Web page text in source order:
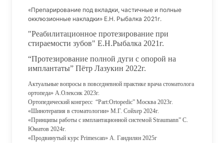
«Препарирование под вкладки, частичные и полные
окклюзионные накладки» Е.Н. Рыбалка 2021г.
"Реабилитационное протезирование при
стираемости зубов" Е.Н.Рыбалка 2021г.
“Протезирование полной дуги с опорой на
имплантаты” Пётр Лазукин 2022г.
Актуальные вопросы в повседневной практике врача стоматолога
ортопеда» А.Олексик 2023г.
Ортопедический конгресс “Part:Ortopedic” Москва 2023г.
«Шинотерапия в стоматологии» М.Г. Сойхер 2024г.
«Принципы работы с имплантационной системой Straumann” С.
Юматов 2024г.
«Продвинутый курс Primescan» А. Гандилян 2025г